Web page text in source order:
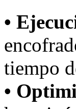
•
tiempo
•